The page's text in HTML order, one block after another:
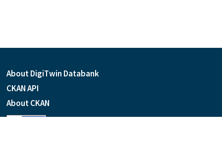
About DigiTwin Databank
CKAN API
About CKAN